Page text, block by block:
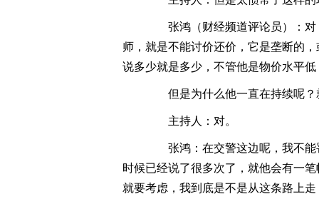
张鸿（财经频道评论员）：对
师，就是不能讨价还价，它是垄断的
说多少就是多少，不管他是物价水平
但是为什么他一直在持续呢？
主持人：对。
张鸿：在交警这边呢，我不能
时候已经说了很多次了，就他会有一
就要考虑，我到底是不是从这条路上